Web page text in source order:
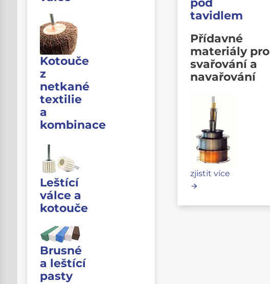
Kotouče
z
netkané
textilie
a
kombinace
Leštící
válce a
kotouče
Brusné
a leštící
pasty
pod
tavidlem
Přídavné
materiály pro
svařování a
navařování
zjistit více